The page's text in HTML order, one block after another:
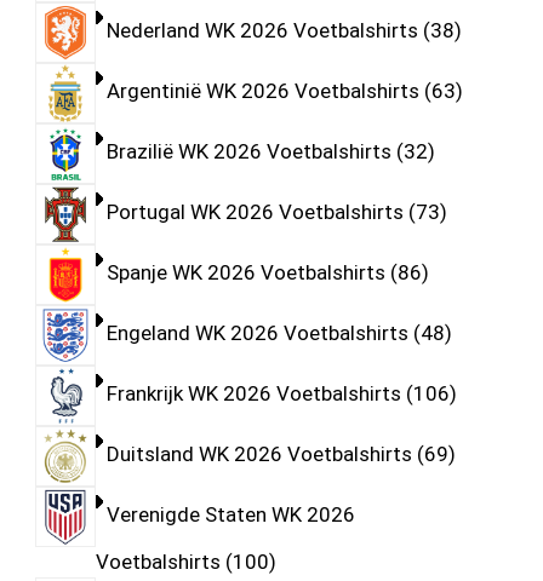
Nederland WK 2026 Voetbalshirts 38
Argentinië WK 2026 Voetbalshirts 63
Brazilië WK 2026 Voetbalshirts 32
Portugal WK 2026 Voetbalshirts 73
Spanje WK 2026 Voetbalshirts 86
Engeland WK 2026 Voetbalshirts 48
Frankrijk WK 2026 Voetbalshirts 106
Duitsland WK 2026 Voetbalshirts 69
Verenigde Staten WK 2026
Voetbalshirts 100